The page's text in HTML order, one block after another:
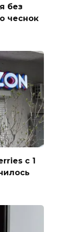
без
чеснок
с 1